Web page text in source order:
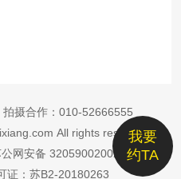
我要
约TA
拍摄合作： 010-52666555
All rights reserved
公网安备 32059002002885号
证：苏B2-20180263